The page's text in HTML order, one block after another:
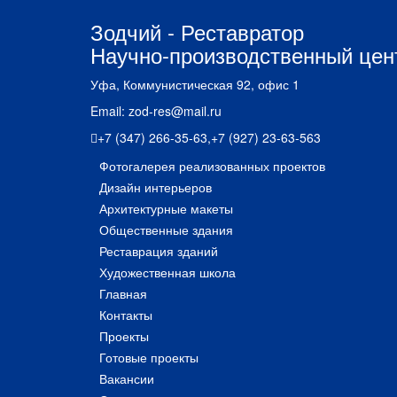
Зодчий - Реставратор
Научно-производственный
Уфа, Коммунистическая 92, офис 1
Email: zod-res@mail.ru
+7 (347) 266-35-63,+7 (927) 23-63-563
Фотогалерея реализованных проектов
Дизайн интерьеров
Архитектурные макеты
Общественные здания
Реставрация зданий
Художественная школа
Главная
Контакты
Проекты
Готовые проекты
Вакансии